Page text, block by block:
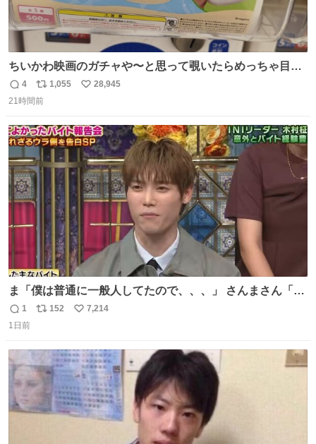
ちいかわ映画のガチャや〜と思って覗いたらめっちゃ目合
って気まずい
返
信
4
リ
ポ
ト
数
1,055
い
数
28,945
21時間前
ま「僕は普通に一般人してたので、、、」 さんまさん「チ
ンパンジー⁉️」 しぬwwwwwwwwwwwwwwwwwwwww
返
信
1
リ
数
152
い
数
7,214
1日前